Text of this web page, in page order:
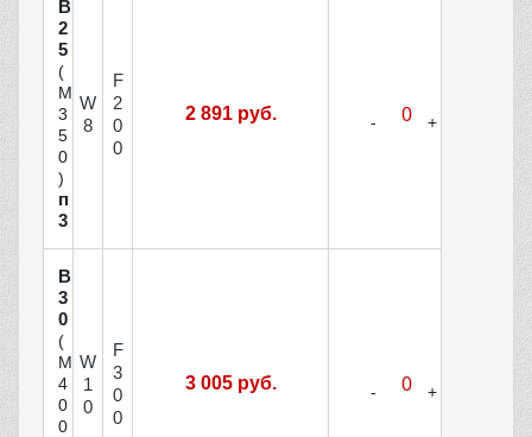
В
2
5
(
М
3
5
0
)
п
3
W
8
F
2
0
0
2 891 руб.
В
3
0
(
М
4
0
0
W
1
0
F
3
0
0
3 005 руб.